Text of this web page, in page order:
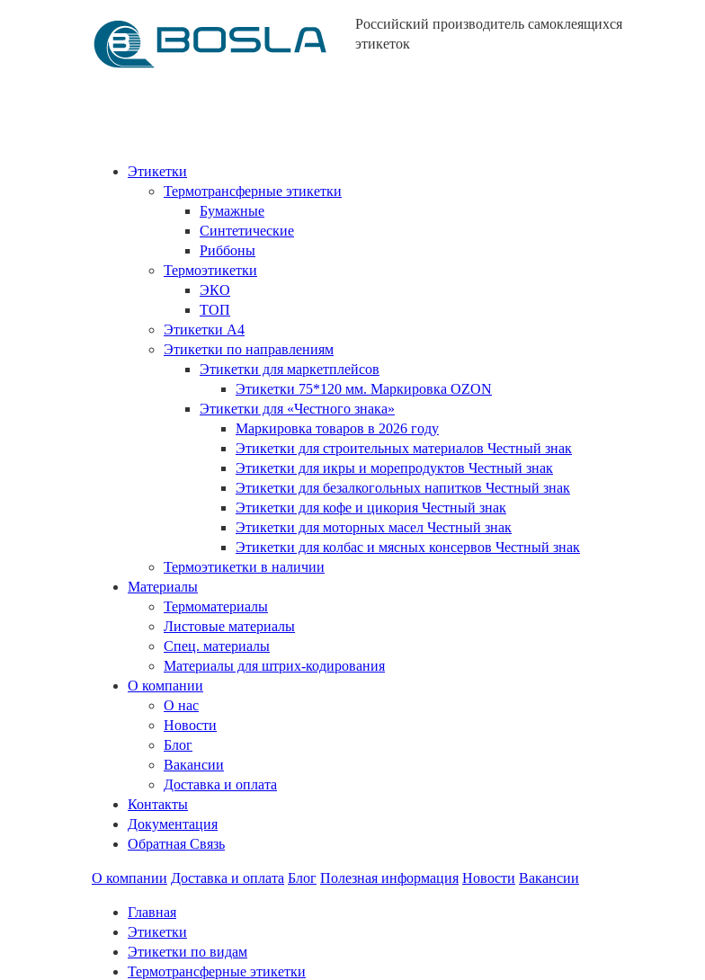
Российский производитель самоклеящихся
этикеток
Этикетки
Термотрансферные этикетки
Бумажные
Синтетические
Риббоны
Термоэтикетки
ЭКО
ТОП
Этикетки А4
Этикетки по направлениям
Этикетки для маркетплейсов
Этикетки 75*120 мм. Маркировка OZON
Этикетки для «Честного знака»
Маркировка товаров в 2026 году
Этикетки для строительных материалов Честный знак
Этикетки для икры и морепродуктов Честный знак
Этикетки для безалкогольных напитков Честный знак
Этикетки для кофе и цикория Честный знак
Этикетки для моторных масел Честный знак
Этикетки для колбас и мясных консервов Честный знак
Термоэтикетки в наличии
Материалы
Термоматериалы
Листовые материалы
Спец. материалы
Материалы для штрих-кодирования
О компании
О нас
Новости
Блог
Вакансии
Доставка и оплата
Контакты
Документация
Обратная Связь
О компании Доставка и оплата Блог Полезная информация Новости Вакансии
Главная
Этикетки
Этикетки по видам
Термотрансферные этикетки